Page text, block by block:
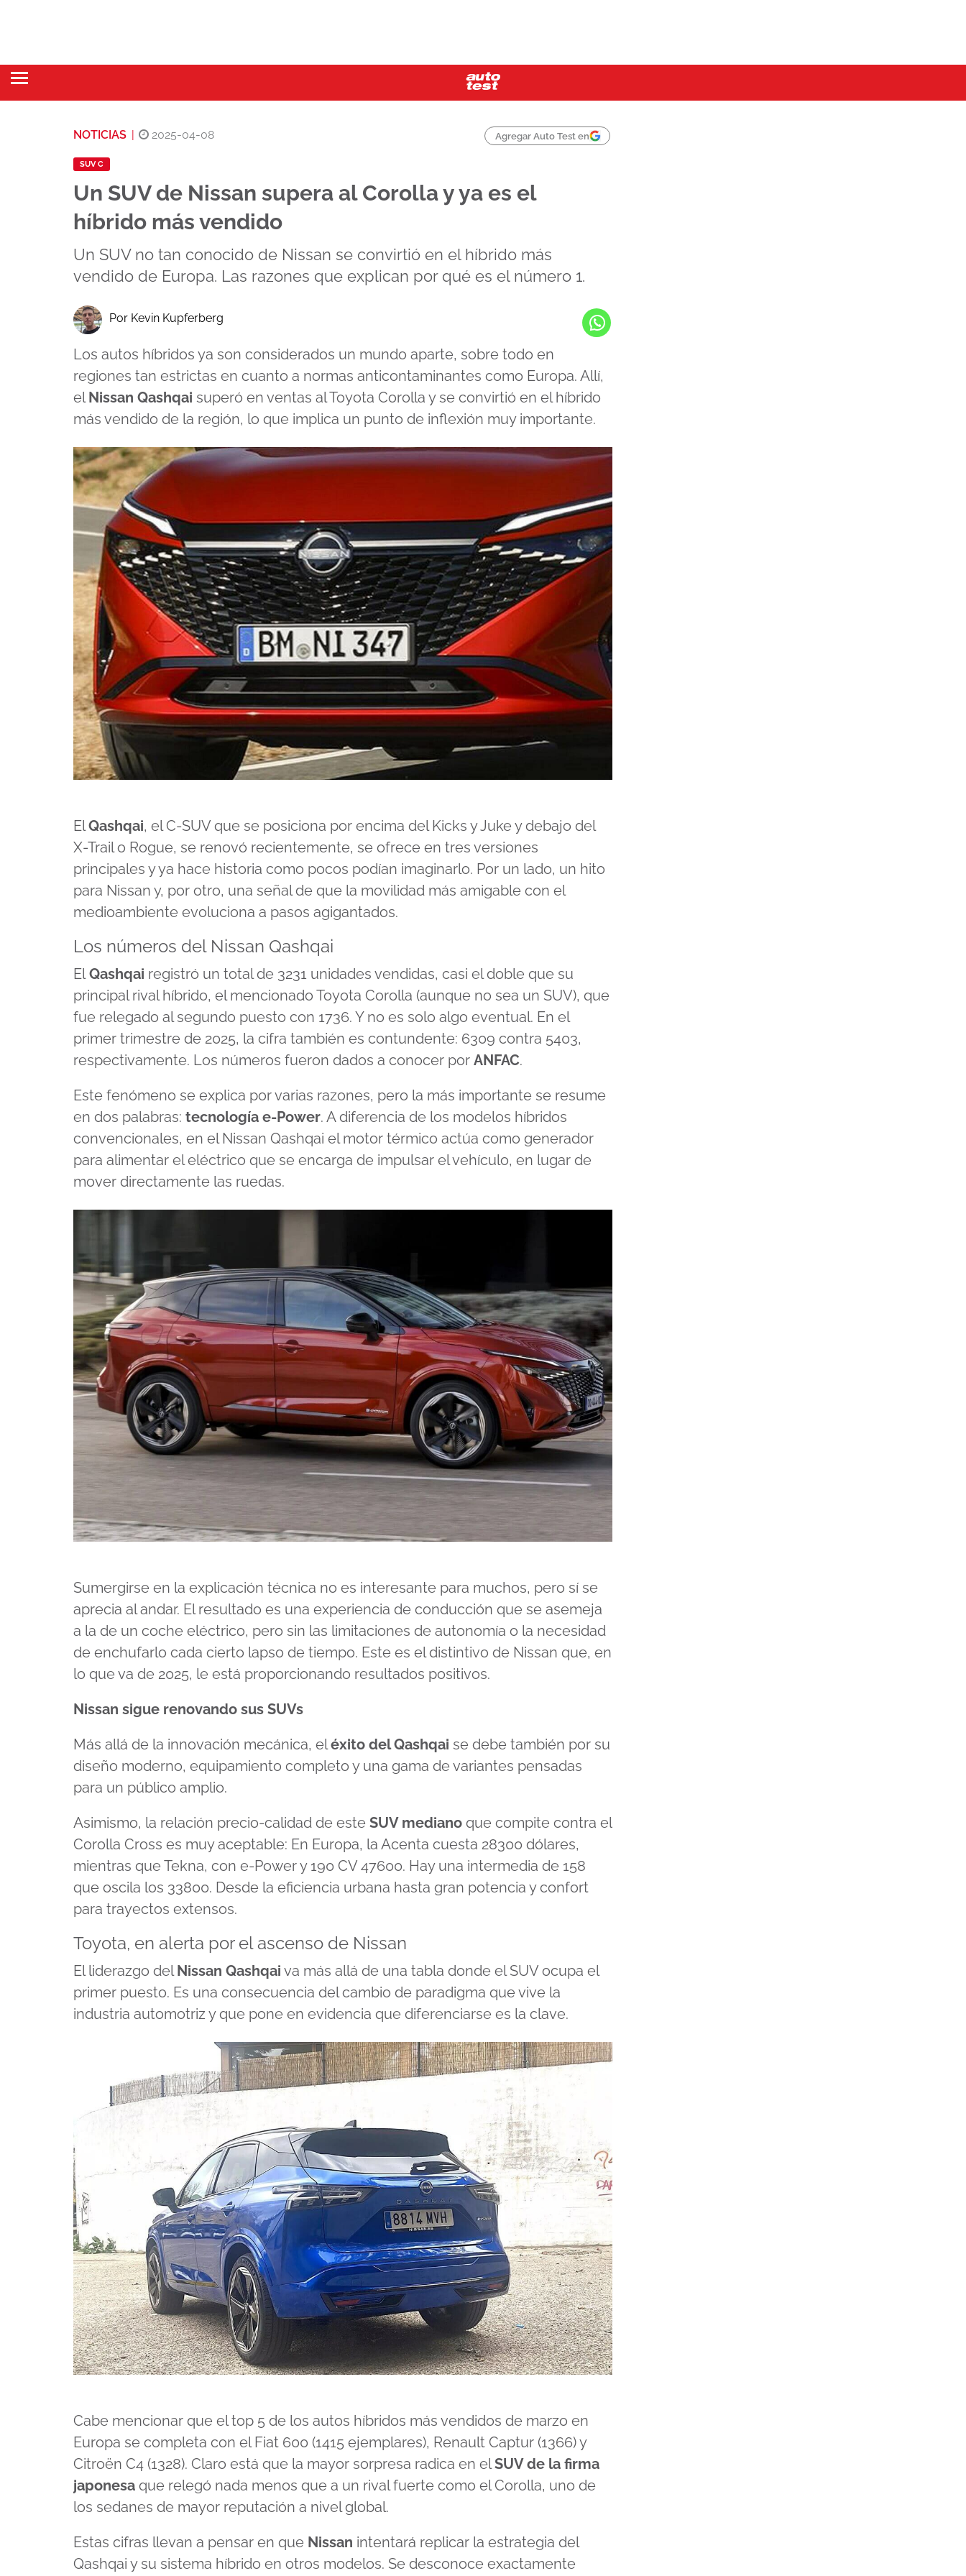
NOTICIAS 2025-04-08 Agregar Auto Test en
SUV C
Un SUV de Nissan supera al Corolla y ya es el
híbrido más vendido
Un SUV no tan conocido de Nissan se convirtió en el híbrido más
vendido de Europa. Las razones que explican por qué es el número 1.
Por Kevin Kupferberg
Los autos híbridos ya son considerados un mundo aparte, sobre todo en
regiones tan estrictas en cuanto a normas anticontaminantes como Europa. Allí,
elNissan Qashqai superó en ventas al Toyota Corolla y se convirtió en el híbrido
más vendido de la región, lo que implica un punto de inflexión muy importante.
ElQashqai, el C-SUV que se posiciona por encima del Kicks yJuke y debajo del
X-Trail o Rogue, se renovó recientemente, se ofrece en tres versiones
principales y ya hace historia como pocos podían imaginarlo. Por un lado, un hito
para Nissan y, por otro, una señal de que la movilidad más amigable con el
medioambiente evoluciona a pasos agigantados.
Los números del Nissan Qashqai
ElQashqai registró un total de 3231 unidades vendidas, casi el doble que su
principal rival híbrido, el mencionado Toyota Corolla (aunque no sea un SUV), que
fue relegado al segundo puesto con 1736. Y no es solo algo eventual. En el
primer trimestre de 2025, la cifra también es contundente: 6309 contra 5403,
respectivamente. Los números fueron dados a conocer por ANFAC.
Este fenómeno se explica por varias razones, pero la más importante se resume
en dos palabras: tecnología e-Power. A diferencia de los modelos híbridos
convencionales, en el Nissan Qashqai el motor térmico actúa como generador
para alimentar el eléctrico que se encarga de impulsar el vehículo, en lugar de
mover directamente las ruedas.
Sumergirse en la explicación técnica no es interesante para muchos, pero sí se
aprecia al andar. El resultado es una experiencia de conducción que se asemeja
a la de un coche eléctrico, pero sin las limitaciones de autonomía o la necesidad
de enchufarlo cada cierto lapso de tiempo. Este es el distintivo de Nissan que, en
lo que va de 2025, le está proporcionando resultados positivos.
Nissan sigue renovando sus SUVs
Más allá de la innovación mecánica, eléxito del Qashqai se debe también por su
diseño moderno, equipamiento completo y una gama de variantes pensadas
para un público amplio.
Asimismo, la relación precio-calidad de este SUV mediano que compite contra el
Corolla Cross es muy aceptable: En Europa, la Acenta cuesta 28300 dólares,
mientras que Tekna, con e-Power y 190 CV 47600. Hay una intermedia de 158
que oscila los 33800. Desde la eficiencia urbana hasta gran potencia y confort
para trayectos extensos.
Toyota, en alerta por el ascenso de Nissan
El liderazgo delNissan Qashqai va más allá de una tabla donde el SUV ocupa el
primer puesto. Es una consecuencia del cambio de paradigma que vive la
industria automotriz y que pone en evidencia que diferenciarse es la clave.
Cabe mencionar que el top 5 de los autos híbridos más vendidos de marzo en
Europa se completa con el Fiat 600 (1415 ejemplares), Renault Captur (1366) y
Citroën C4 (1328). Claro está que la mayor sorpresa radica en elSUV de la firma
japonesa que relegó nada menos que a un rival fuerte como el Corolla, uno de
los sedanes de mayor reputación a nivel global.
Estas cifras llevan a pensar en que Nissan intentará replicar la estrategia del
Qashqai y su sistema híbrido en otros modelos. Se desconoce exactamente